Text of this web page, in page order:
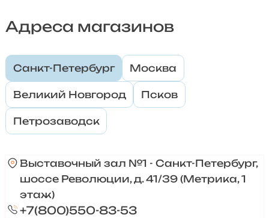
Адреса магазинов
Санкт-Петербург Москва
Великий Новгород Псков
Петрозаводск
Выставочный зал №1 - Санкт-Петербург,
шоссе Революции, д. 41/39 (Метрика, 1
этаж)
+7(800)550-83-53